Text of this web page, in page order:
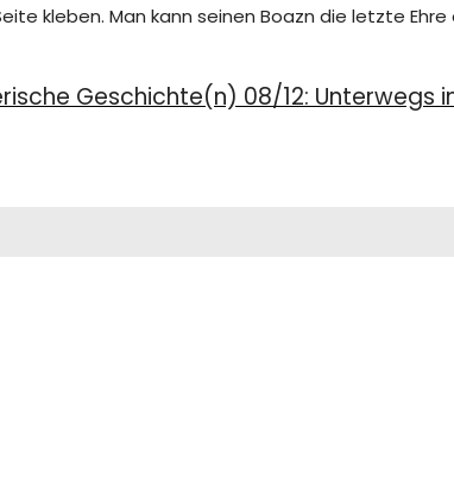
kleben. Man kann seinen Boazn die letzte Ehre
Geschichte(n) 08/12: Unterwegs